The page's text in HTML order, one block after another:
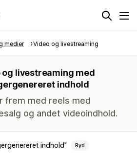
medier Video og livestreaming
og livestreaming med
indhold
frem med reels med
og andet videoindhold.
indhold Ryd